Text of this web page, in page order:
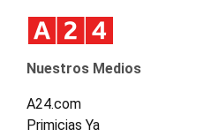
Nuestros Medios
A24.com
Primicias Ya